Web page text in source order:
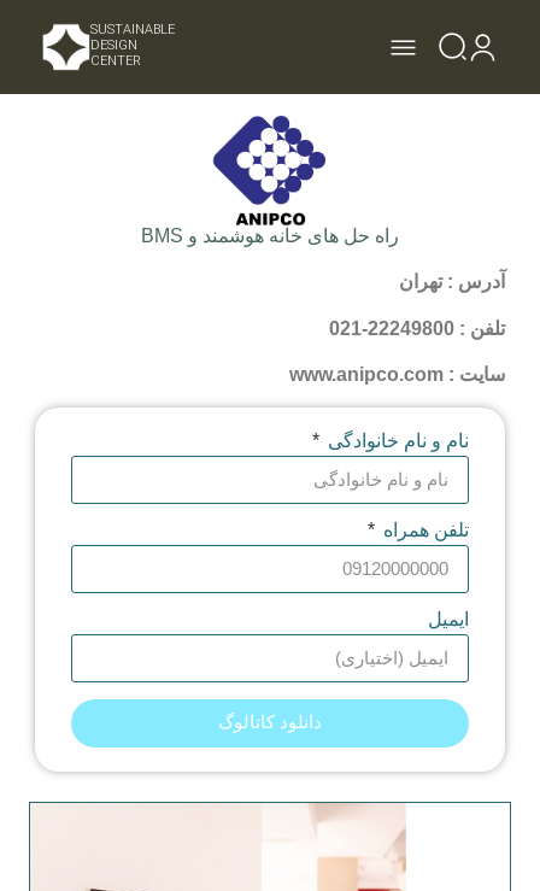
SUSTAINABLE
DESIGN
CENTER
راه حل های خانه هوشمند و BMS
آدرس : تهران
تلفن : 22249800-021
سایت : www.anipco.com
نام و نام خانوادگی
تلفن همراه
ایمیل
دانلود کاتالوگ